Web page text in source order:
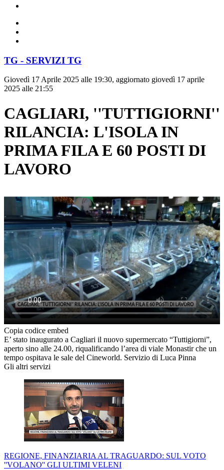
TG - SERVIZI TG
Giovedì 17 Aprile 2025 alle 19:30, aggiornato giovedì 17 aprile
2025 alle 21:55
CAGLIARI, ''TUTTIGIORNI''
RILANCIA: L'ISOLA IN
PRIMA FILA E 60 POSTI DI
LAVORO
Copia codice embed
E’ stato inaugurato a Cagliari il nuovo supermercato “Tuttigiorni”,
aperto sino alle 24.00, riqualificando l’area di viale Monastir che un
tempo ospitava le sale del Cineworld. Servizio di Luca Pinna
Gli altri servizi
REGIONE, FINANZIARIA AL TRAGUARDO: SUL VOTO
''VOLANO'' GLI ULTIMI VELENI